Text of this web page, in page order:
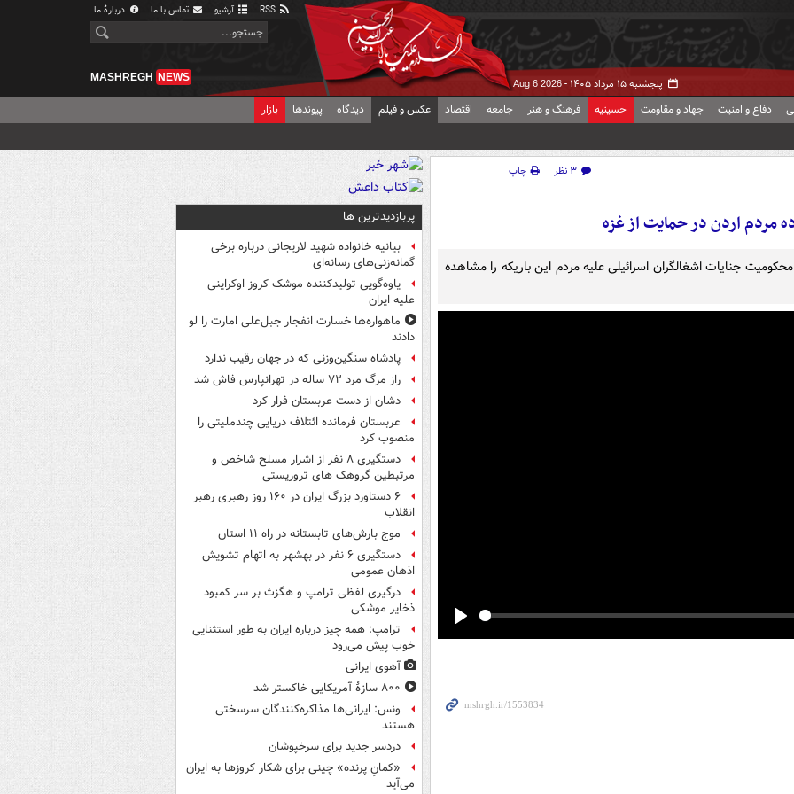
آرشیو تماس با ما دربارهٔ ما
پنجشنبه ۱۵ مرداد ۱۴۰۵ - Aug 6 2026
MASHREGH NEWS
دفاع و امنیت جهاد و مقاومت حسینیه فرهنگ و هنر جامعه اقتصاد عکس و فیلم دیدگاه پیوندها بازار
۳ نظر
چاپ
مردم اردن در حمایت از غزه
جنایات اشغالگران اسرائیلی علیه مردم این باریکه را مشاهده
پربازدیدترین ها
بیانیه خانواده شهید لاریجانی درباره برخی
گمانه‌زنی‌های رسانه‌ای
یاوه‌گویی تولیدکننده موشک کروز اوکراینی
علیه ایران
ماهواره‌ها خسارت انفجار جبل‌علی امارت را لو
دادند
پادشاه سنگین‌وزنی که در جهان رقیب ندارد
راز مرگ مرد ۷۲ ساله در تهرانپارس فاش شد
دشان از دست عربستان فرار کرد
عربستان فرمانده ائتلاف دریایی چندملیتی را
منصوب کرد
دستگیری ۸ نفر از اشرار مسلح شاخص و
مرتبطین گروهک های تروریستی
۶ دستاورد بزرگ ایران در ۱۶۰ روز رهبری رهبر
انقلاب
موج بارش‌های تابستانه در راه ۱۱ استان
دستگیری ۶ نفر در بهشهر به اتهام تشویش
اذهان عمومی
درگیری لفظی ترامپ و هگزث بر سر کمبود
ذخایر موشکی
ترامپ: همه چیز درباره ایران به طور استثنایی
خوب پیش می‌رود
آهوی ایرانی
۸۰۰ سازۀ آمریکایی خاکستر شد
ونس: ایرانی‌ها مذاکره‌کنندگان سرسختی
هستند
دردسر جدید برای سرخپوشان
«کمانِ پرنده» چینی برای شکار کروزها به ایران
می‌آید